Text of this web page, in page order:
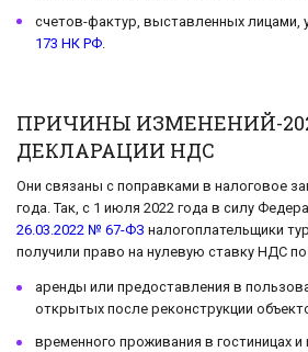
счетов-фактур, выставленных лицами,
173 НК РФ
ПРИЧИНЫ ИЗМЕНЕНИЙ-
ДЕКЛАРАЦИИ НДС
Они связаны с поправками в налоговое
года. Так, с 1 июля 2022 года в силу
26.03.2022 № 67-ФЗ налогоплательщики
получили право на нулевую ставку НДС по
аренды или предоставления в
открытых после реконструкции
временного проживания в гостиницах и